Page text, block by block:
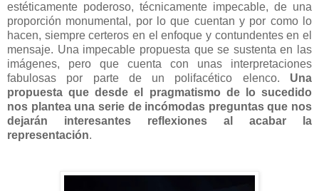
estéticamente poderoso, técnicamente impecable, de una
proporción monumental, por lo que cuentan y por como lo
hacen, siempre certeros en el enfoque y contundentes en el
mensaje. Una impecable propuesta que se sustenta en las
imágenes, pero que cuenta con unas interpretaciones
fabulosas por parte de un polifacético elenco. Una
propuesta que desde el pragmatismo de lo sucedido
nos plantea una serie de incómodas preguntas que nos
dejarán interesantes reflexiones al acabar la
representación.